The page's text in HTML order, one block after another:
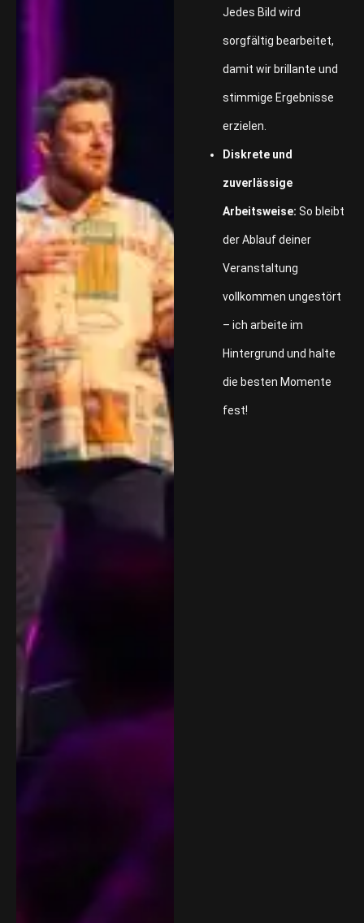
Jedes Bild wird
sorgfältig bearbeitet,
damit wir brillante und
stimmige Ergebnisse
erzielen.
Diskrete und
zuverlässige
Arbeitsweise: So bleibt
der Ablauf deiner
Veranstaltung
vollkommen ungestört
– ich arbeite im
Hintergrund und halte
die besten Momente
fest!